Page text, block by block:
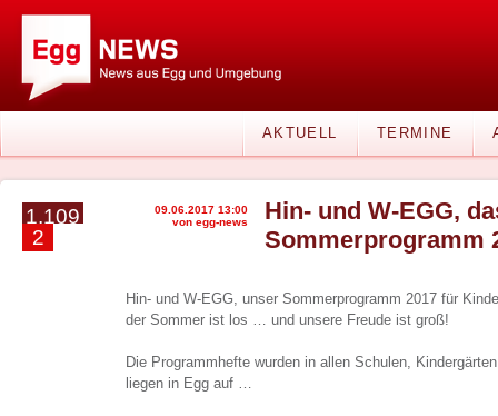
AKTUELL TERMINE
1.109
2
09.06.2017 13:00
von egg-news
Hin- und W-EGG,
Sommerprogramm
Hin- und W-EGG, unser Sommerprogramm 2017 für
der Sommer ist los … und unsere Freude ist groß!
Die Programmhefte wurden in allen Schulen,
liegen in Egg auf …